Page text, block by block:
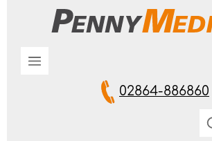
Zum Hauptinhalt springen
02864-886860